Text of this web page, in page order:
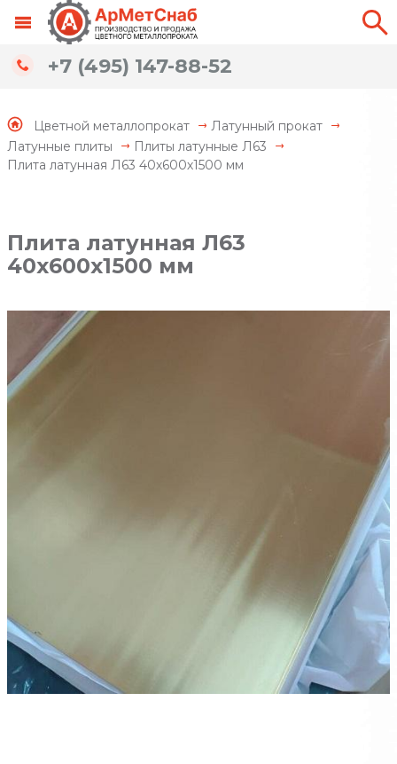
+7 (495) 147-88-52
Цветной металлопрокат
Латунный прокат
Латунные плиты
Плиты латунные Л63
Плита латунная Л63 40х600х1500 мм
Плита латунная Л63
40х600х1500 мм